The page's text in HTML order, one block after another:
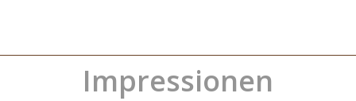
Impressionen